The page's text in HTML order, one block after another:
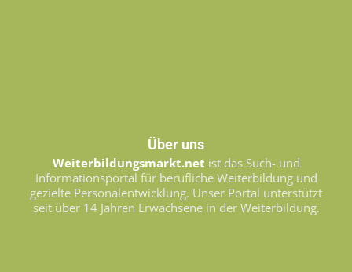
Über uns
Weiterbildungsmarkt.net ist das Such- und
Informationsportal für berufliche Weiterbildung und
gezielte Personalentwicklung. Unser Portal unterstützt
seit über 14 Jahren Erwachsene in der Weiterbildung.